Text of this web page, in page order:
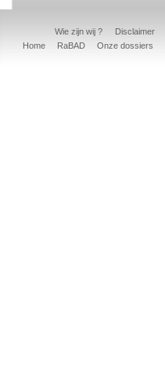
Wie zijn wij ? Disclaimer
Home
RaBAD Onze dossiers